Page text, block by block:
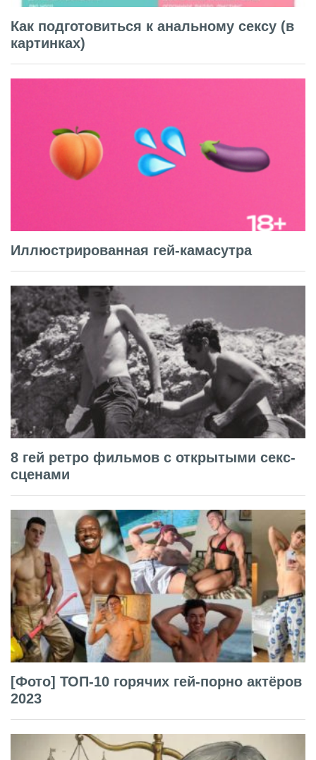
Как подготовиться к анальному сексу (в
картинках)
Иллюстрированная гей-камасутра
8 гей ретро фильмов с открытыми секс-
сценами
[Фото] ТОП-10 горячих гей-порно актёров
2023